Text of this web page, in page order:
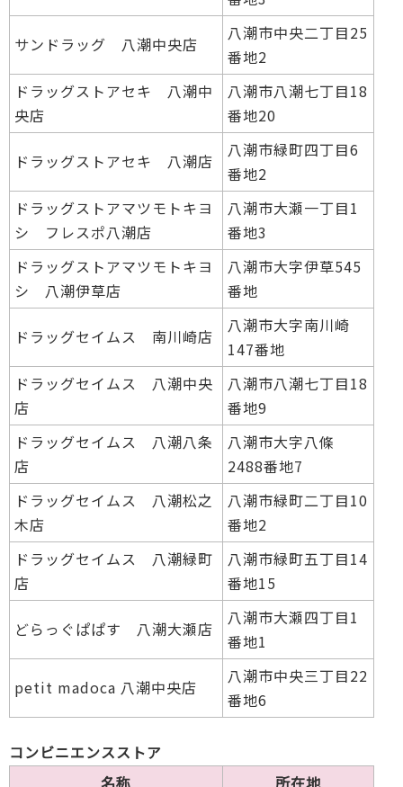
サンドラッグ 八潮中央店
八潮市中央二丁目25
番地2
ドラッグストアセキ 八潮中
央店
八潮市八潮七丁目18
番地20
ドラッグストアセキ 八潮店
八潮市緑町四丁目6
番地2
ドラッグストアマツモトキヨ
シ フレスポ八潮店
八潮市大瀬一丁目1
番地3
ドラッグストアマツモトキヨ
シ 八潮伊草店
八潮市大字伊草545
番地
ドラッグセイムス 南川崎店
八潮市大字南川崎
147番地
ドラッグセイムス 八潮中央
店
八潮市八潮七丁目18
番地9
ドラッグセイムス 八潮八条
店
八潮市大字八條
2488番地7
ドラッグセイムス 八潮松之
木店
八潮市緑町二丁目10
番地2
ドラッグセイムス 八潮緑町
店
八潮市緑町五丁目14
番地15
どらっぐぱぱす 八潮大瀬店
八潮市大瀬四丁目1
番地1
petit madoca 八潮中央店
八潮市中央三丁目22
番地6
コンビニエンスストア